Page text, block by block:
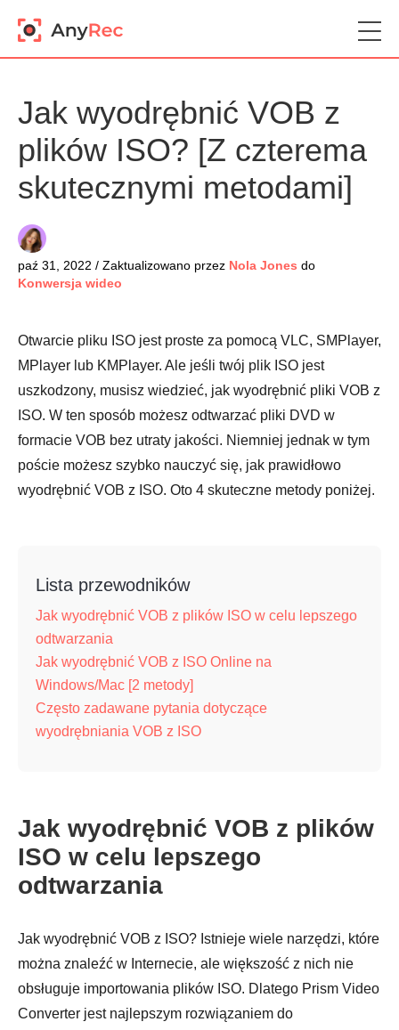
Jak wyodrębnić VOB z
plików ISO? [Z czterema
skutecznymi metodami]
paź 31, 2022 / Zaktualizowano przez Nola Jones do
Konwersja wideo
Otwarcie pliku ISO jest proste za pomocą VLC, SMPlayer,
MPlayer lub KMPlayer. Ale jeśli twój plik ISO jest
uszkodzony, musisz wiedzieć, jak wyodrębnić pliki VOB z
ISO. W ten sposób możesz odtwarzać pliki DVD w
formacie VOB bez utraty jakości. Niemniej jednak w tym
poście możesz szybko nauczyć się, jak prawidłowo
wyodrębnić VOB z ISO. Oto 4 skuteczne metody poniżej.
Lista przewodników
Jak wyodrębnić VOB z plików ISO w celu lepszego
odtwarzania
Jak wyodrębnić VOB z ISO Online na
Windows/Mac [2 metody]
Często zadawane pytania dotyczące
wyodrębniania VOB z ISO
Jak wyodrębnić VOB z plików
ISO w celu lepszego
odtwarzania
Jak wyodrębnić VOB z ISO? Istnieje wiele narzędzi, które
można znaleźć w Internecie, ale większość z nich nie
obsługuje importowania plików ISO. Dlatego Prism Video
Converter jest najlepszym rozwiązaniem do